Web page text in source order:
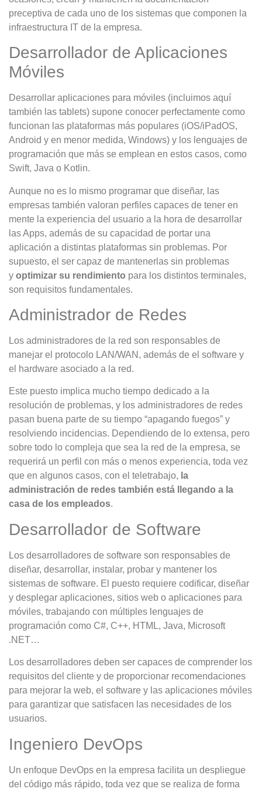
preceptiva de cada uno de los sistemas que componen la
infraestructura IT de la empresa.
Desarrollador de Aplicaciones
Móviles
Desarrollar aplicaciones para móviles (incluimos aquí
también las tablets) supone conocer perfectamente como
funcionan las plataformas más populares (iOS/iPadOS,
Android y en menor medida, Windows) y los lenguajes de
programación que más se emplean en estos casos, como
Swift, Java o Kotlin.
Aunque no es lo mismo programar que diseñar, las
empresas también valoran perfiles capaces de tener en
mente la experiencia del usuario a la hora de desarrollar
las Apps, además de su capacidad de portar una
aplicación a distintas plataformas sin problemas. Por
supuesto, el ser capaz de mantenerlas sin problemas
y optimizar su rendimiento para los distintos terminales,
son requisitos fundamentales.
Administrador de Redes
Los administradores de la red son responsables de
manejar el protocolo LAN/WAN, además de el software y
el hardware asociado a la red.
Este puesto implica mucho tiempo dedicado a la
resolución de problemas, y los administradores de redes
pasan buena parte de su tiempo “apagando fuegos” y
resolviendo incidencias. Dependiendo de lo extensa, pero
sobre todo lo compleja que sea la red de la empresa, se
requerirá un perfil con más o menos experiencia, toda vez
que en algunos casos, con el teletrabajo, la
administración de redes también está llegando a la
casa de los empleados.
Desarrollador de Software
Los desarrolladores de software son responsables de
diseñar, desarrollar, instalar, probar y mantener los
sistemas de software. El puesto requiere codificar, diseñar
y desplegar aplicaciones, sitios web o aplicaciones para
móviles, trabajando con múltiples lenguajes de
programación como C#, C++, HTML, Java, Microsoft
.NET…
Los desarrolladores deben ser capaces de comprender los
requisitos del cliente y de proporcionar recomendaciones
para mejorar la web, el software y las aplicaciones móviles
para garantizar que satisfacen las necesidades de los
usuarios.
Ingeniero DevOps
Un enfoque DevOps en la empresa facilita un despliegue
del código más rápido, toda vez que se realiza de forma